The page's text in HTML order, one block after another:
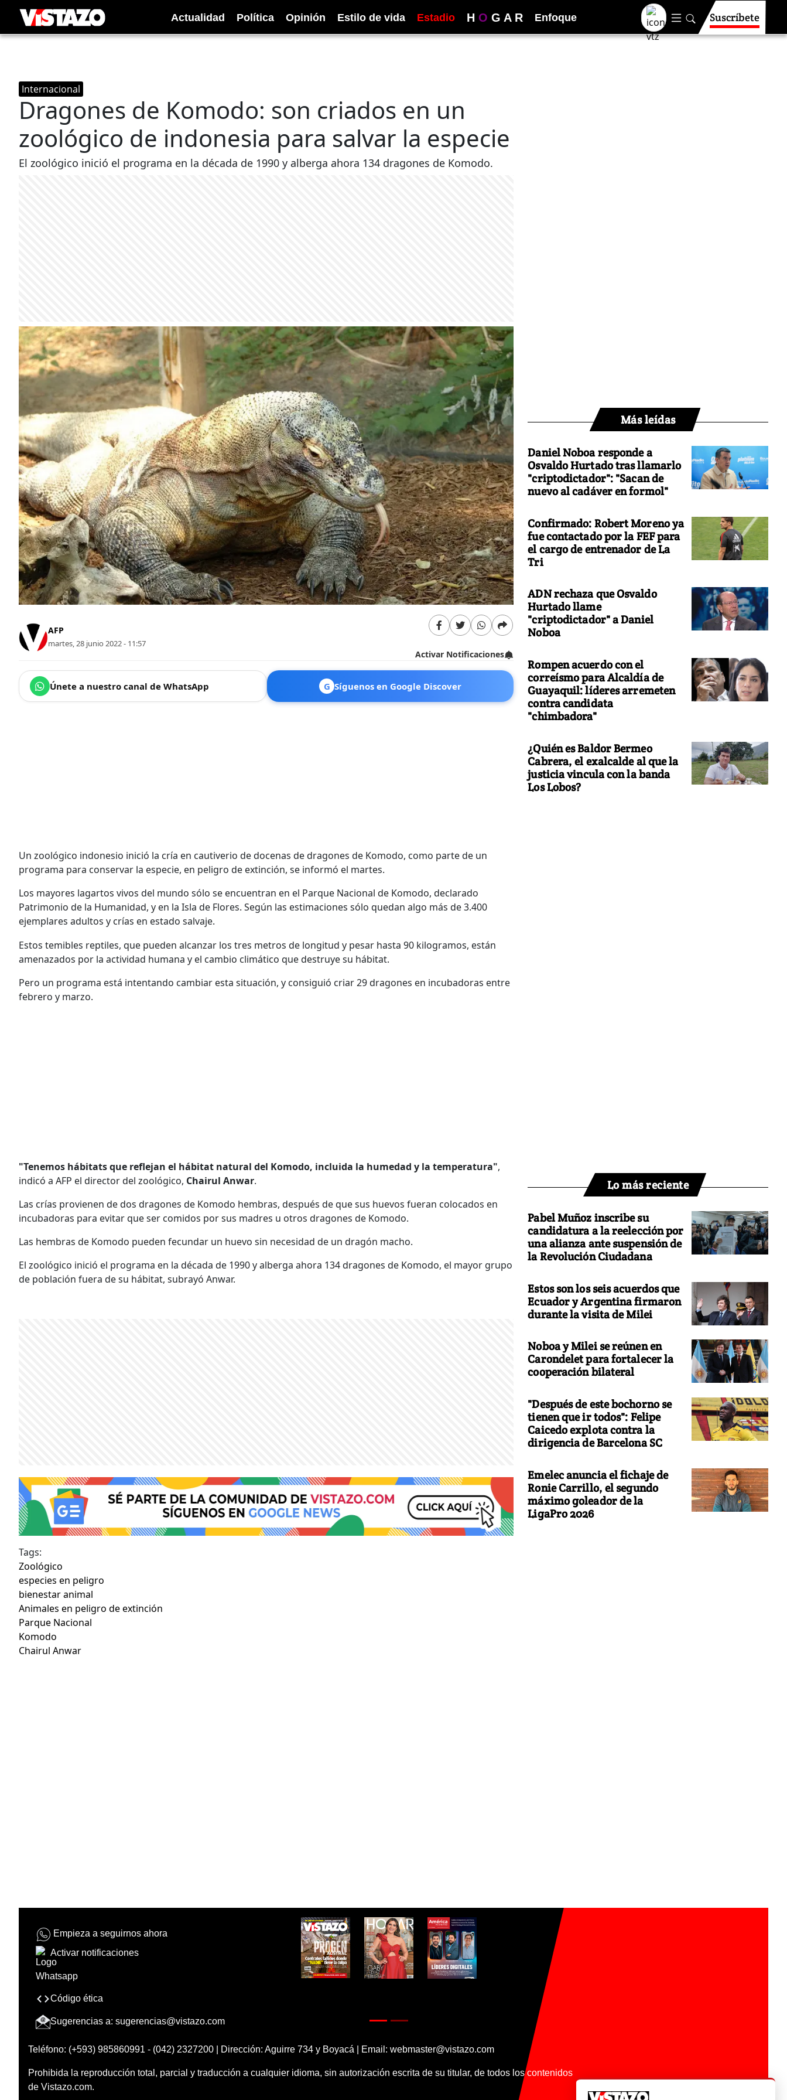
Actualidad Política Opinión Estilo de vida Estadio H O G A R Enfoque Suscríbete
Internacional
Dragones de Komodo: son criados en un
zoológico de indonesia para salvar la especie
El zoológico inició el programa en la década de 1990 y alberga ahora 134 dragones de Komodo.
AFP
martes, 28 junio 2022 - 11:57
Activar Notificaciones
Únete a nuestro canal de WhatsApp G Síguenos en Google Discover
Un zoológico indonesio inició la cría en cautiverio de docenas de dragones de Komodo, como parte de un
programa para conservar la especie, en peligro de extinción, se informó el martes.
Los mayores lagartos vivos del mundo sólo se encuentran en el Parque Nacional de Komodo, declarado
Patrimonio de la Humanidad, y en la Isla de Flores. Según las estimaciones sólo quedan algo más de 3.400
ejemplares adultos y crías en estado salvaje.
Estos temibles reptiles, que pueden alcanzar los tres metros de longitud y pesar hasta 90 kilogramos, están
amenazados por la actividad humana y el cambio climático que destruye su hábitat.
Pero un programa está intentando cambiar esta situación, y consiguió criar 29 dragones en incubadoras entre
febrero y marzo.
"Tenemos hábitats que reflejan el hábitat natural del Komodo, incluida la humedad y la temperatura",
indicó a AFP el director del zoológico, Chairul Anwar.
Las crías provienen de dos dragones de Komodo hembras, después de que sus huevos fueran colocados en
incubadoras para evitar que ser comidos por sus madres u otros dragones de Komodo.
Las hembras de Komodo pueden fecundar un huevo sin necesidad de un dragón macho.
El zoológico inició el programa en la década de 1990 y alberga ahora 134 dragones de Komodo, el mayor grupo
de población fuera de su hábitat, subrayó Anwar.
Tags:
Zoológico
especies en peligro
bienestar animal
Animales en peligro de extinción
Parque Nacional
Komodo
Chairul Anwar
Más leídas
Daniel Noboa responde a
Osvaldo Hurtado tras llamarlo
"criptodictador": "Sacan de
nuevo al cadáver en formol"
Confirmado: Robert Moreno ya
fue contactado por la FEF para
el cargo de entrenador de La
Tri
ADN rechaza que Osvaldo
Hurtado llame
"criptodictador" a Daniel
Noboa
Rompen acuerdo con el
correísmo para Alcaldía de
Guayaquil: líderes arremeten
contra candidata
"chimbadora"
¿Quién es Baldor Bermeo
Cabrera, el exalcalde al que la
justicia vincula con la banda
Los Lobos?
Lo más reciente
Pabel Muñoz inscribe su
candidatura a la reelección por
una alianza ante suspensión de
la Revolución Ciudadana
Estos son los seis acuerdos que
Ecuador y Argentina firmaron
durante la visita de Milei
Noboa y Milei se reúnen en
Carondelet para fortalecer la
cooperación bilateral
"Después de este bochorno se
tienen que ir todos": Felipe
Caicedo explota contra la
dirigencia de Barcelona SC
Emelec anuncia el fichaje de
Ronie Carrillo, el segundo
máximo goleador de la
LigaPro 2026
Empieza a seguirnos ahora
Activar notificaciones
Código ética
Sugerencias a: sugerencias@vistazo.com
Teléfono: (+593) 985860991 - (042) 2327200 | Dirección: Aguirre 734 y Boyacá | Email: webmaster@vistazo.com
Prohibida la reproducción total, parcial y traducción a cualquier idioma, sin autorización escrita de su titular, de todos los contenidos
de Vistazo.com.